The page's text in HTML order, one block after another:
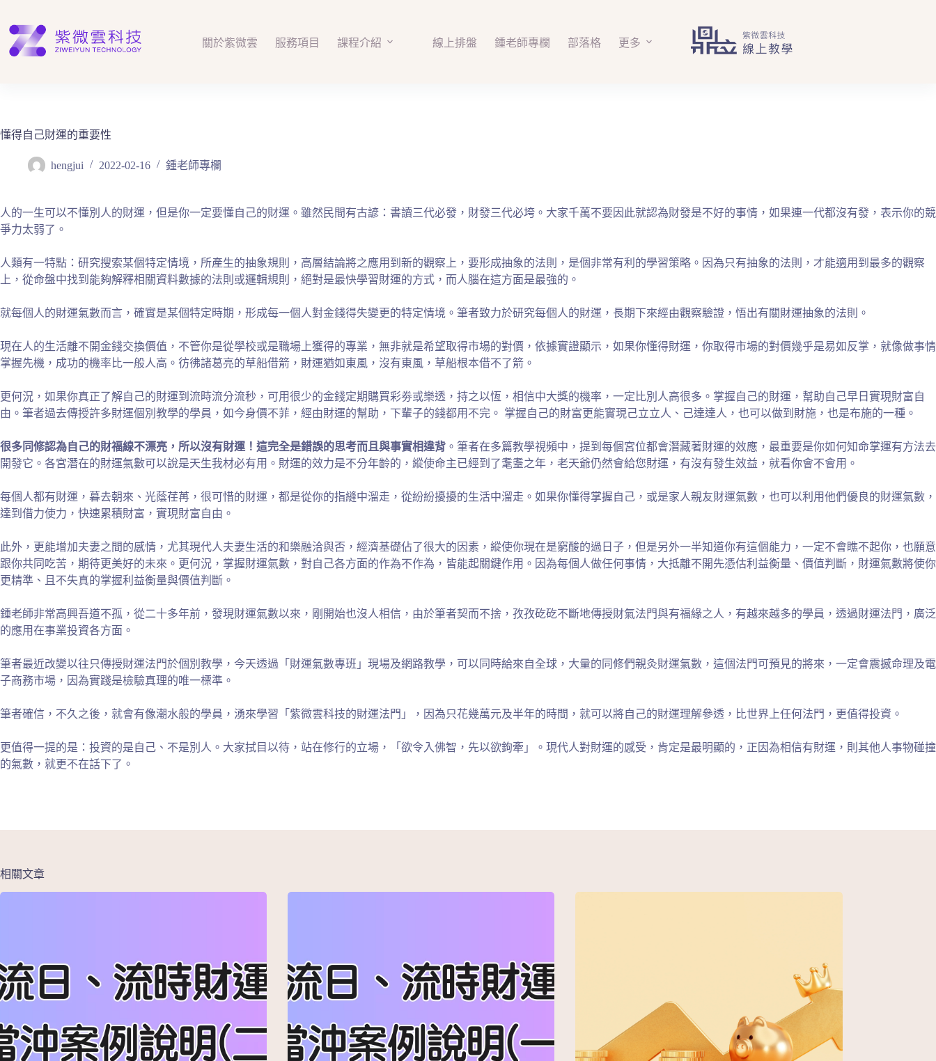
至
要
關於紫微雲 服務項目 課程介紹 線上排盤 鍾老師專欄 部落格 更多
懂得自己財運的重要性
hengjui 2022-02-16 鍾老師專欄
人的一生可以不懂別人的財運，但是你一定要懂自己的財運。雖然民間有古諺：書讀三代必發，財發三代必垮。大家千萬不要因此就認為財發是不好的事情，如果連一代都沒有發，表示你的競
爭力太弱了。
人類有一特點：研究搜索某個特定情境，所產生的抽象規則，高層結論將之應用到新的觀察上，要形成抽象的法則，是個非常有利的學習策略。因為只有抽象的法則，才能適用到最多的觀察
上，從命盤中找到能夠解釋相關資料數據的法則或邏輯規則，絕對是最快學習財運的方式，而人腦在這方面是最強的。
就每個人的財運氣數而言，確實是某個特定時期，形成每一個人對金錢得失變更的特定情境。筆者致力於研究每個人的財運，長期下來經由觀察驗證，悟出有關財運抽象的法則。
現在人的生活離不開金錢交換價值，不管你是從學校或是職場上獲得的專業，無非就是希望取得市場的對價，依據實證顯示，如果你懂得財運，你取得市場的對價幾乎是易如反掌，就像做事情
掌握先機，成功的機率比一般人高。彷彿諸葛亮的草船借箭，財運猶如東風，沒有東風，草船根本借不了箭。
更何況，如果你真正了解自己的財運到流時流分流秒，可用很少的金錢定期購買彩劵或樂透，持之以恆，相信中大獎的機率，一定比別人高很多。掌握自己的財運，幫助自己早日實現財富自
由。筆者過去傳授許多財運個別教學的學員，如今身價不菲，經由財運的幫助，下輩子的錢都用不完。 掌握自己的財富更能實現己立立人、己達達人，也可以做到財施，也是布施的一種。
很多同修認為自己的財福線不漂亮，所以沒有財運！這完全是錯誤的思考而且與事實相違背 。筆者在多篇教學視頻中，提到每個宮位都會潛藏著財運的效應，最重要是你如何知命掌運有方法去
開發它。各宮潛在的財運氣數可以說是天生我材必有用。財運的效力是不分年齡的，縱使命主已經到了耄耋之年，老天爺仍然會給您財運，有沒有發生效益，就看你會不會用。
每個人都有財運，暮去朝來、光蔭荏苒，很可惜的財運，都是從你的指縫中溜走，從紛紛擾擾的生活中溜走。如果你懂得掌握自己，或是家人親友財運氣數，也可以利用他們優良的財運氣數，
達到借力使力，快速累積財富，實現財富自由。
此外，更能增加夫妻之間的感情，尤其現代人夫妻生活的和樂融洽與否，經濟基礎佔了很大的因素，縱使你現在是窮酸的過日子，但是另外一半知道你有這個能力，一定不會瞧不起你，也願意
跟你共同吃苦，期待更美好的未來。更何況，掌握財運氣數，對自己各方面的作為不作為，皆能起關鍵作用。因為每個人做任何事情，大抵離不開先憑估利益衡量、價值判斷，財運氣數將使你
更精準、且不失真的掌握利益衡量與價值判斷。
鍾老師非常高興吾道不孤，從二十多年前，發現財運氣數以來，剛開始也沒人相信，由於筆者契而不捨，孜孜矻矻不斷地傳授財氣法門與有福緣之人，有越來越多的學員，透過財運法門，廣泛
的應用在事業投資各方面。
筆者最近改變以往只傳授財運法門於個別教學，今天透過「財運氣數專班」現場及網路教學，可以同時給來自全球，大量的同修們親灸財運氣數，這個法門可預見的將來，一定會震撼命理及電
子商務市場，因為實踐是檢驗真理的唯一標準。
筆者確信，不久之後，就會有像潮水般的學員，湧來學習「紫微雲科技的財運法門」，因為只花幾萬元及半年的時間，就可以將自己的財運理解參透，比世界上任何法門，更值得投資。
更值得一提的是：投資的是自己、不是別人。大家拭目以待，站在修行的立場，「欲令入佛智，先以欲鉤牽」。現代人對財運的感受，肯定是最明顯的，正因為相信有財運，則其他人事物碰撞
的氣數，就更不在話下了。
相關文章